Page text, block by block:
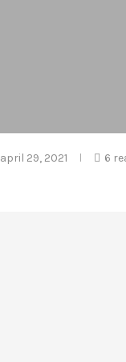
april 29, 2021 6